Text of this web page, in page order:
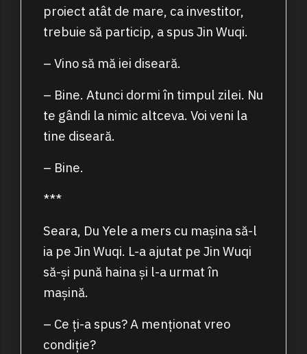
proiect atât de mare, ca investitor,
trebuie să particip, a spus Jin Wuqi.
– Vino să mă iei diseară.
– Bine. Atunci dormi în timpul zilei. Nu
te gândi la nimic altceva. Voi veni la
tine diseară.
– Bine.
***
Seara, Du Yele a mers cu mașina să-l
ia pe Jin Wuqi. L-a ajutat pe Jin Wuqi
să-și pună haina și l-a urmat în
mașină.
– Ce ți-a spus? A menționat vreo
condiție?